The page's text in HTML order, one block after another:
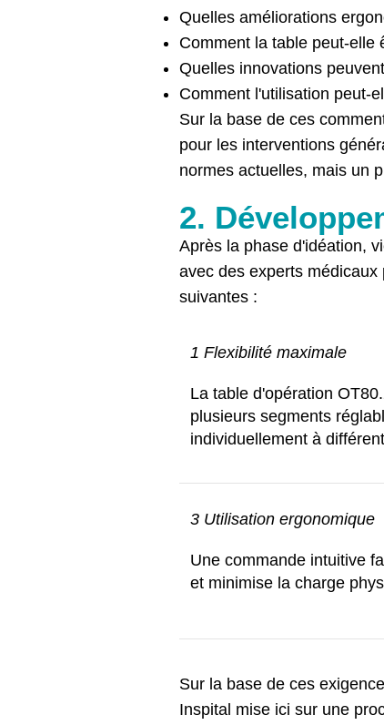
Quelles améliorations
Comment la table peut-elle
Quelles innovations
Comment l'utilisation peut-
Sur la base de ces
pour les interventions
normes actuelles, mais un
2.
Après la phase d'idéation,
avec des experts
suivantes :
1 Flexibilité maximale
La table d'opération
plusieurs segments
individuellement à
3 Utilisation ergonomique
Une commande intuitive
et minimise la charge
Sur la base de ces
Inspital mise ici sur une